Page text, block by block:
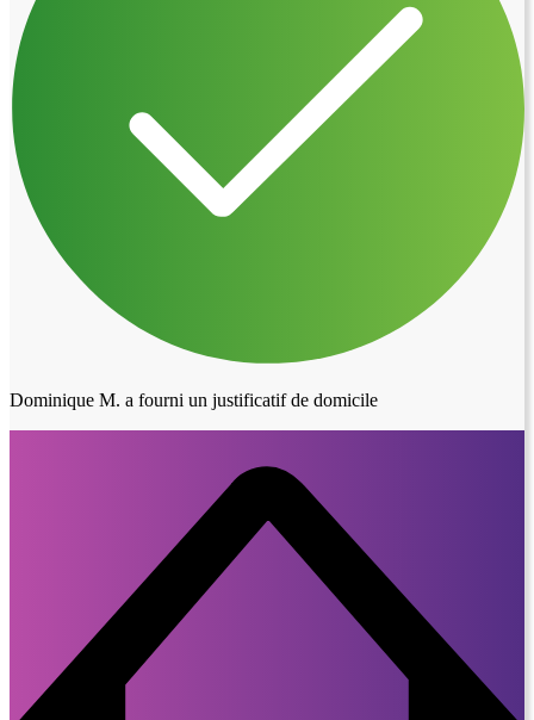
Dominique M. a fourni un justificatif de domicile